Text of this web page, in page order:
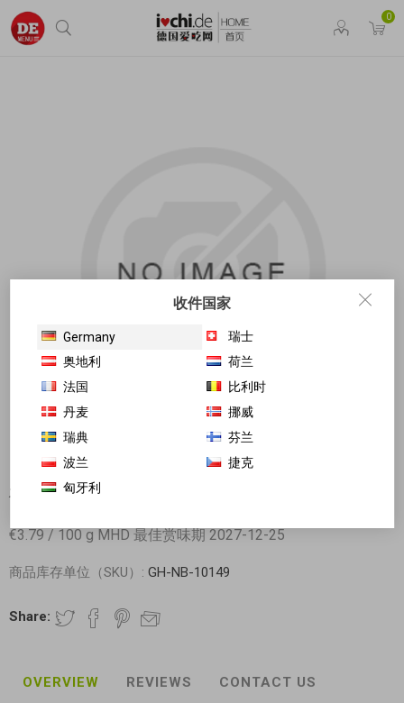
0
永之选 原色雪耳 银耳 100g
€3.79 / 100 g MHD 最佳赏味期 2027-12-25
商品库存单位（SKU）: GH-NB-10149
Share:
OVERVIEW REVIEWS CONTACT US
收件国家
Germany
瑞士
奥地利
荷兰
法国
比利时
丹麦
挪威
瑞典
芬兰
波兰
捷克
匈牙利